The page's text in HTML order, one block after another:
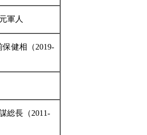
軍人
保健相（2019-
総長（2011-